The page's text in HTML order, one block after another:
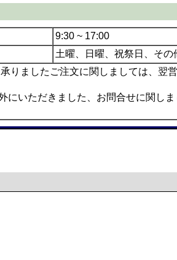
9:30 ~ 17:00
土曜、日曜、祝祭日、その
りましたご注文に関しましては、翌
にいただきました、お問合せに関し